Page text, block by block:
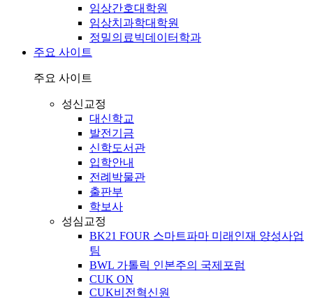
임상간호대학원
임상치과학대학원
정밀의료빅데이터학과
주요 사이트
주요 사이트
성신교정
대신학교
발전기금
신학도서관
입학안내
전례박물관
출판부
학보사
성심교정
BK21 FOUR 스마트파마 미래인재 양성사업
팀
BWL 가톨릭 인본주의 국제포럼
CUK ON
CUK비전혁신원